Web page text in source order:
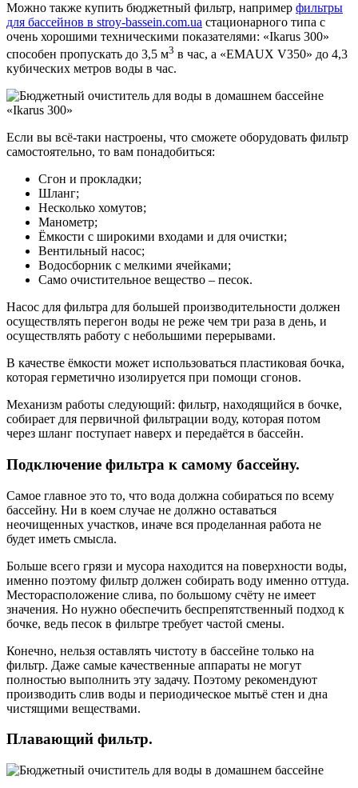
Можно также купить бюджетный фильтр, например фильтры
для бассейнов в stroy-bassein.com.ua стационарного типа с
очень хорошими техническими показателями: «Ikarus 300»
способен пропускать до 3,5 м3 в час, а «EMAUX V350» до 4,3
кубических метров воды в час.
Если вы всё-таки настроены, что сможете оборудовать фильтр
самостоятельно, то вам понадобиться:
Сгон и прокладки;
Шланг;
Несколько хомутов;
Манометр;
Ёмкости с широкими входами и для очистки;
Вентильный насос;
Водосборник с мелкими ячейками;
Само очистительное вещество – песок.
Насос для фильтра для большей производительности должен
осуществлять перегон воды не реже чем три раза в день, и
осуществлять работу с небольшими перерывами.
В качестве ёмкости может использоваться пластиковая бочка,
которая герметично изолируется при помощи сгонов.
Механизм работы следующий: фильтр, находящийся в бочке,
собирает для первичной фильтрации воду, которая потом
через шланг поступает наверх и передаётся в бассейн.
Подключение фильтра к самому бассейну.
Самое главное это то, что вода должна собираться по всему
бассейну. Ни в коем случае не должно оставаться
неочищенных участков, иначе вся проделанная работа не
будет иметь смысла.
Больше всего грязи и мусора находится на поверхности воды,
именно поэтому фильтр должен собирать воду именно оттуда.
Месторасположение слива, по большому счёту не имеет
значения. Но нужно обеспечить беспрепятственный подход к
бочке, ведь песок в фильтре требует частой смены.
Конечно, нельзя оставлять чистоту в бассейне только на
фильтр. Даже самые качественные аппараты не могут
полностью выполнить эту задачу. Поэтому рекомендуют
производить слив воды и периодическое мытьё стен и дна
чистящими веществами.
Плавающий фильтр.